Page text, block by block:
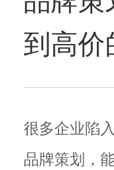
到高
很多企业陷
品牌策划，